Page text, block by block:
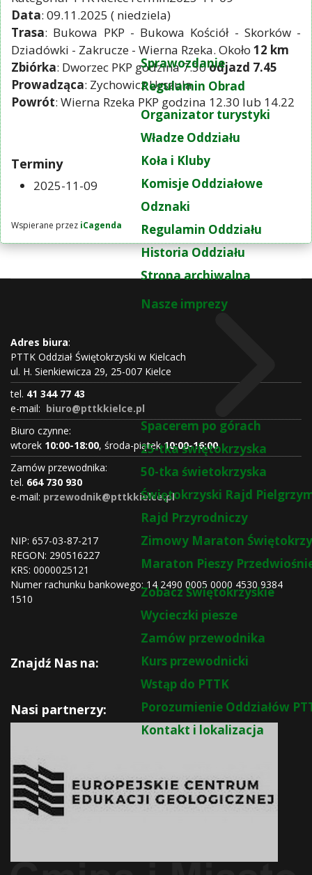
Sprawozdanie
Regulamin Obrad
Organizator turystyki
Władze Oddziału
Koła i Kluby
Komisje Oddziałowe
Odznaki
Regulamin Oddziału
Historia Oddziału
Strona archiwalna
Nasze imprezy
Spacerem po górach
25-tka świętokrzyska
50-tka świetokrzyska
Świętokrzyski Rajd
Rajd Przyrodniczy
Zimowy Maraton
Maraton Pieszy
Zobacz Świętokrzyskie
Wycieczki piesze
Zamów przewodnika
Kurs przewodnicki
Wstąp do PTTK
Porozumienie Oddziałów
Kontakt i lokalizacja
Data: 09.11.2025 ( niedziela)
Trasa: Bukowa PKP - Bukowa Kościół - Skorków -
Dziadówki - Zakrucze - Wierna Rzeka. Około 12 km
Zbiórka: Dworzec PKP godzina 7.30odjazd 7.45
Prowadząca: Zychowicz Urszula
Powrót: Wierna Rzeka PKP godzina 12.30 lub 14.22
Terminy
2025-11-09
Wspierane przez iCagenda
Adres biura:
PTTK Oddział Świętokrzyski w Kielcach
ul. H. Sienkiewicza 29, 25-007 Kielce
tel. 41 344 77 43
e-mail: biuro@pttkkielce.pl
Biuro czynne:
wtorek 10:00-18:00, środa-piątek10:00-16:00
Zamów przewodnika:
tel. 664 730 930
e-mail: przewodnik@pttkkielce.pl
NIP: 657-03-87-217
REGON: 290516227
KRS: 0000025121
Numer rachunku bankowego: 14 2490 0005 0000 4530 9384
1510
Znajdź Nas na:
Nasi partnerzy: